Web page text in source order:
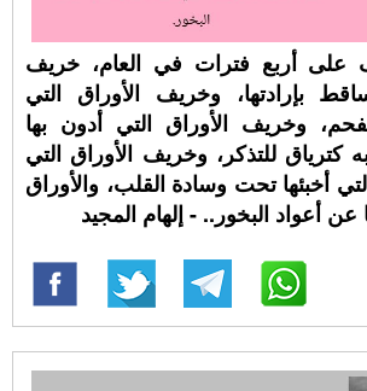
على أربع فترات في العام، خريف
بإرادتها، وخريف الأوراق التي
وخريف الأوراق التي أدون بها
للتذكر، وخريف الأوراق التي
أخبئها تحت وسادة القلب، والأوراق
أعواد البخور.. - إلهام المجيد